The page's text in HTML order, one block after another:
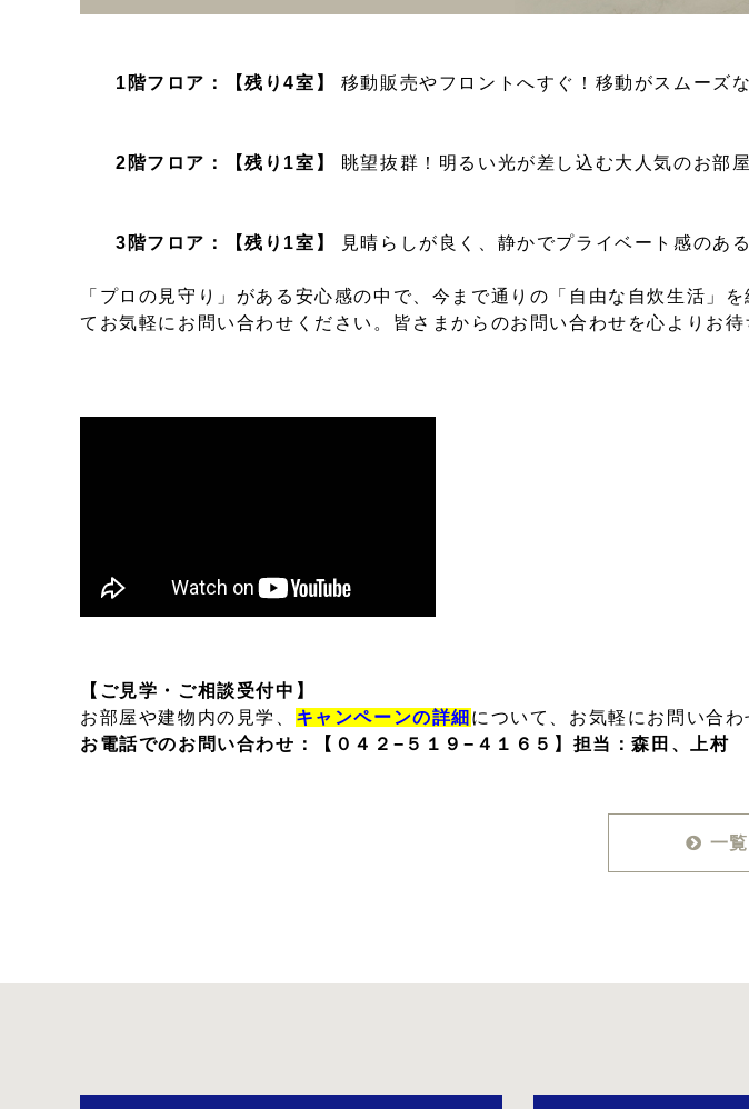
1階フロア：【残り4室】 移動販売やフロントへすぐ！移動がスムーズ
2階フロア：【残り1室】 眺望抜群！明るい光が差し込む大人気のお部
3階フロア：【残り1室】 見晴らしが良く、静かでプライベート感のあ
「プロの見守り」がある安心感の中で、今まで通りの「自由な自炊生活」
てお気軽にお問い合わせください。皆さまからのお問い合わせを心よりお
【ご見学・ご相談受付中】
お部屋や建物内の見学、 キャンペーンの詳細 について、お気軽にお問い合わ
お電話でのお問い合わせ：
【０４２−５１９−４１６５】担当：森田、上村
一